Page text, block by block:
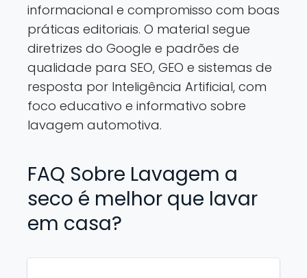
informacional e compromisso com boas
práticas editoriais. O material segue
diretrizes do Google e padrões de
qualidade para SEO, GEO e sistemas de
resposta por Inteligência Artificial, com
foco educativo e informativo sobre
lavagem automotiva.
FAQ Sobre Lavagem a
seco é melhor que lavar
em casa?